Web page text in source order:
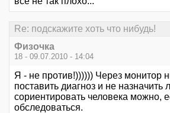
Re: подскажите хоть что нибудь!
Физочка
18 - 09.07.2010 - 14:04
Я - не против!)))))) Через монитор
поставить диагноз и не назначить
сориентировать человека можно,
обследоваться.